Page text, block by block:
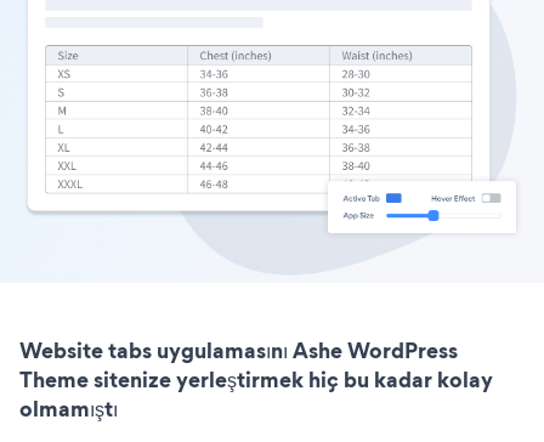
Website tabs uygulamasını Ashe WordPress
Theme sitenize yerleştirmek hiç bu kadar kolay
olmamıştı